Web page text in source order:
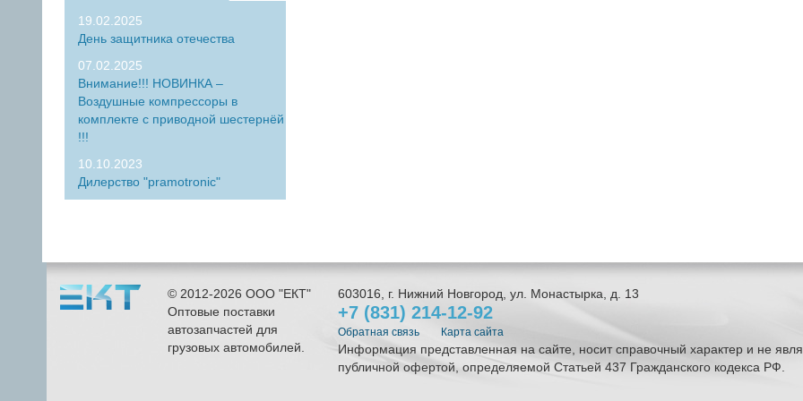
19.02.2025
День защитника отечества
07.02.2025
Внимание!!! НОВИНКА –
Воздушные компрессоры в
комплекте с приводной шестернёй
!!!
10.10.2023
Дилерство "pramotronic"
© 2012-2026 ООО "ЕКТ"
Оптовые поставки
автозапчастей для
грузовых автомобилей.
603016 , г. Нижний Новгород ул. Монастырка, д. 13
+7 (831) 214-12-92
Обратная связь Карта сайта
Информация представленная на сайте, носит справочный характер и не
публичной офертой, определяемой Статьей 437 Гражданского кодекса РФ.